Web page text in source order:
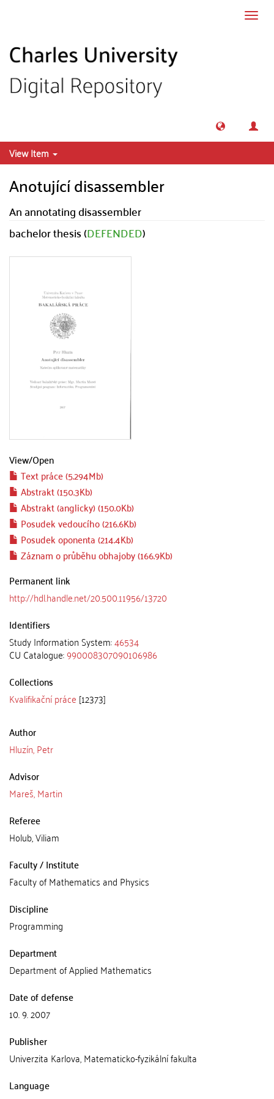
View Item
Anotující disassembler
An annotating disassembler
bachelor thesis (DEFENDED)
View/Open
Text práce (5.294Mb)
Abstrakt (150.3Kb)
Abstrakt (anglicky) (150.0Kb)
Posudek vedoucího (216.6Kb)
Posudek oponenta (214.4Kb)
Záznam o průběhu obhajoby (166.9Kb)
Permanent link
http://hdl.handle.net/20.500.11956/13720
Identifiers
Study Information System:46534
CU Catalogue:990008307090106986
Collections
Kvalifikační práce [12373]
Author
Hluzín, Petr
Advisor
Mareš, Martin
Referee
Holub, Viliam
Faculty / Institute
Faculty of Mathematics and Physics
Discipline
Programming
Department
Department of Applied Mathematics
Date of defense
10. 9. 2007
Publisher
Univerzita Karlova, Matematicko-fyzikální fakulta
Language